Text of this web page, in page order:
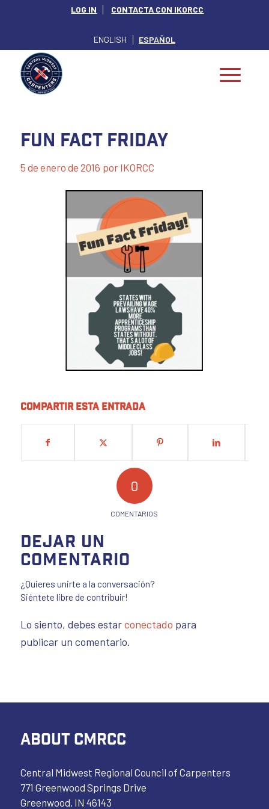
LOG IN CONTACTA CON IKORCC
ENGLISH ESPAÑOL
Fun Fact Friday
5 de enero de 2016 por IKORCC
Compartir esta entrada
0
COMENTARIOS
Dejar un
comentario
¿Quieres unirte a la conversación?
Siéntete libre de contribuir!
Lo siento, debes estarconectado para
publicar un comentario.
ABOUT CMRCC
Central Midwest Regional Council of Carpenters
771 Greenwood Springs Drive
Greenwood, IN 46143